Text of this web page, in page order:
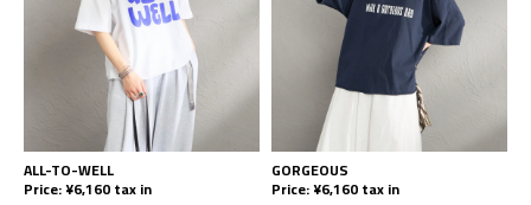
ALL-TO-WELL
Price: ¥6,160 tax in
GORGEOUS
Price: ¥6,160 tax in